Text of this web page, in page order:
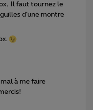
Il faut tournez le
d’une montre
à me faire